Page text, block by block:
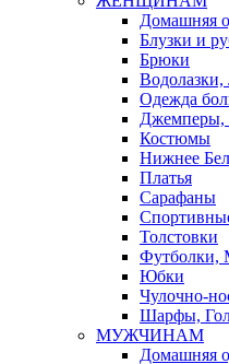
Домашняя
Блузки и
Брюки
Одежда
Джемперы,
Костюмы
Нижнее
Платья
Сарафаны
Толстовки
Футболки,
Юбки
Чулочно-
Шарфы,
МУЖЧИНАМ
Домашняя